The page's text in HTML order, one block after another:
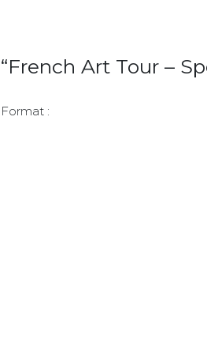
“French Art Tour –
Format :